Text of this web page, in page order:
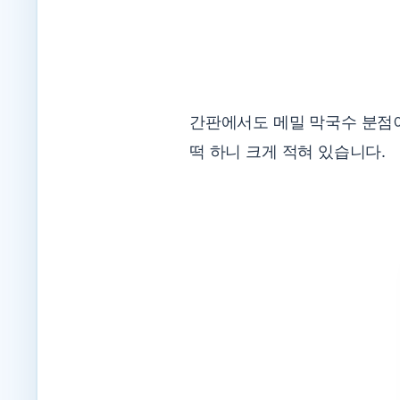
간판에서도 메밀 막국수 분
떡 하니 크게 적혀 있습니다.